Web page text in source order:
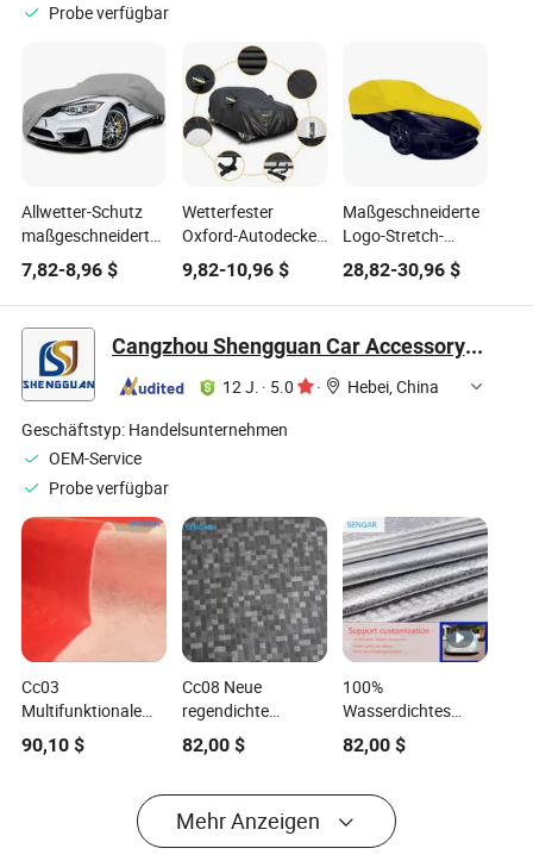
Probe verfügbar
Allwetter-Schutz
maßgeschneiderte
wasserdichte
Oxford PEVA
Außen-Autohülle
7,82-8,96 $
Wetterfester
Oxford-Autodeckel
mit Baumwolle für
Limousine und SUV
9,82-10,96$
Maßgeschneiderte
Logo-Stretch-
Spandex mit
innerem Fleece für
Innen-Sedan-SUV-
28,82-30,96$
Cangzhou Shengguan Car Accessory Co., Ltd.
12 J. · 5.0 ·
Hebei, China
Geschäftstyp: Handelsunternehmen
OEM-Service
Probe verfügbar
Cc03
Multifunktionale
Autoabdeckung
Material
wärmeisolierend
90,10 $
Cc08 Neue
regendichte
Sonnenblende
Autoabdeckung
Wärmedämmungsgewebe
Sengar Marke
82,00$
100%
Wasserdichtes
PEVA und neues
Baumwollmaterial
Premium
Autoabdeckmaterial
82,00$
Mehr Anzeigen